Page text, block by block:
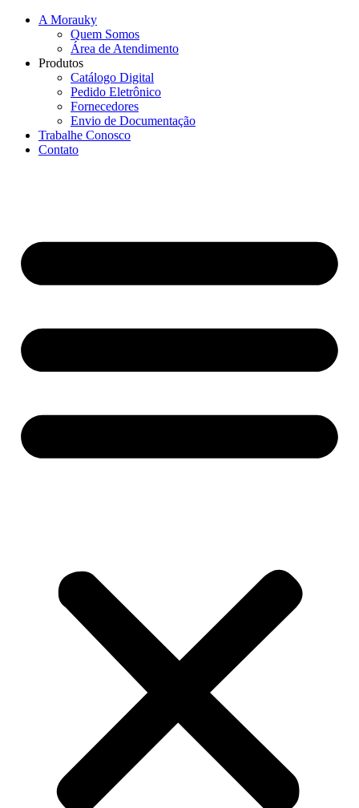
A Morauky
Quem Somos
Área de Atendimento
Produtos
Catálogo Digital
Pedido Eletrônico
Fornecedores
Envio de Documentação
Trabalhe Conosco
Contato